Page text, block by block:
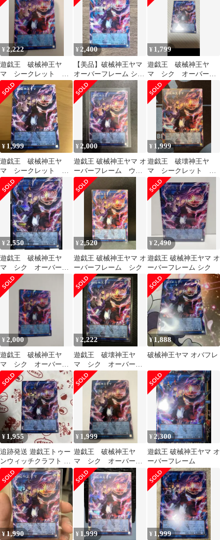
¥ 2,222
遊戯王 破械神王ヤ
マ シークレット オ
ーバーフレーム
¥ 2,400
【美品】破械神王ヤマ
オーバーフレーム シー
クレット トゥーンウィ
ッチクラフト
¥ 1,799
遊戯王 破械神王ヤ
マ シク オーバーフ
レームシク 即発送
¥ 1,999
遊戯王 破械神王ヤ
マ シークレット オ
ーバーフレーム
¥ 2,000
遊戯王 破械神王ヤマ オ
ーバーフレーム ウル
トラレア トゥーン
¥ 1,999
遊戯王 破壊神王ヤ
マ シークレット オ
ーバーフレーム
¥ 2,550
遊戯王 破械神王ヤ
マ シク オーバーフ
レームシク おまけ付
き
¥ 2,520
遊戯王 破械神王ヤマ オ
ーバーフレーム シク
¥2,490
遊戯王 破械神王ヤマ オ
ーバーフレーム シク
¥ 2,000
遊戯王 破械神王ヤ
マ シク オーバーフ
レームシク
¥ 2,222
遊戯王 破壊神王ヤ
マ シク オーバーフ
レームシク
¥ 1,888
破械神王ヤマ オバフレ
¥ 1,955
追跡発送 遊戯王トゥー
ンウィッチクラフト 破
械神王ヤマ オーバーフ
レーム
¥ 1,999
遊戯王 破械神王ヤ
マ シク オーバーフ
レームシク
¥2,300
遊戯王 破械神王ヤマ オ
ーバーフレーム
¥1,990 ¥ 1,999 ¥ 1,999